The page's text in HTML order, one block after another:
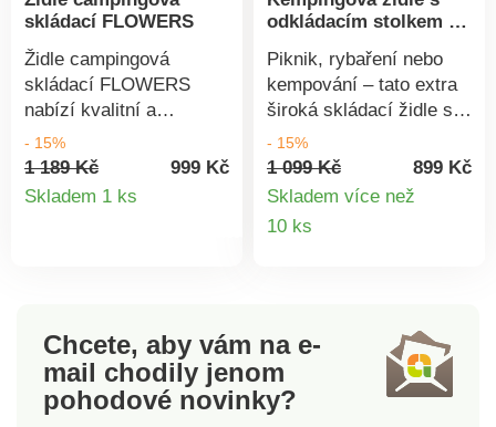
skládací FLOWERS
Židle campingová
skládací FLOWERS
nabízí kvalitní a
komfortní posezení v
přírodě, kempu nebo na
zahradě či terase. Díky
židle: výška 81 cm,
šířka 85 cm, hloubka
sedáku 44 cm ve výšce
40 cm. Hmotnost: 3,85
- 15%
1 189 Kč
999 Kč
Skladem 1 ks
odkládacím stolkem a
Piknik, rybaření nebo
kempování – tato extra
široká skládací židle s
robustním ocelovým
rámem nabízí pohodlné
sezení. Součástí jsou
kapsy na brýle atp.
Gainsborough.
- 15%
1 099 Kč
899 Kč
Skladem více než
10 ks
Chcete, aby vám na e-
mail chodily jenom
pohodové novinky?